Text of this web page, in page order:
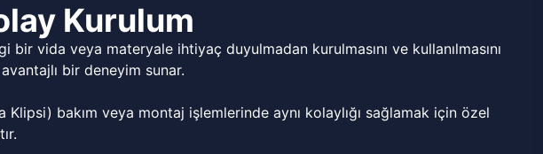
Kurulum
vida veya materyale ihtiyaç duyulmadan kurulmasını ve kullanılmasını
bir deneyim sunar.
bakım veya montaj işlemlerinde aynı kolaylığı sağlamak için özel